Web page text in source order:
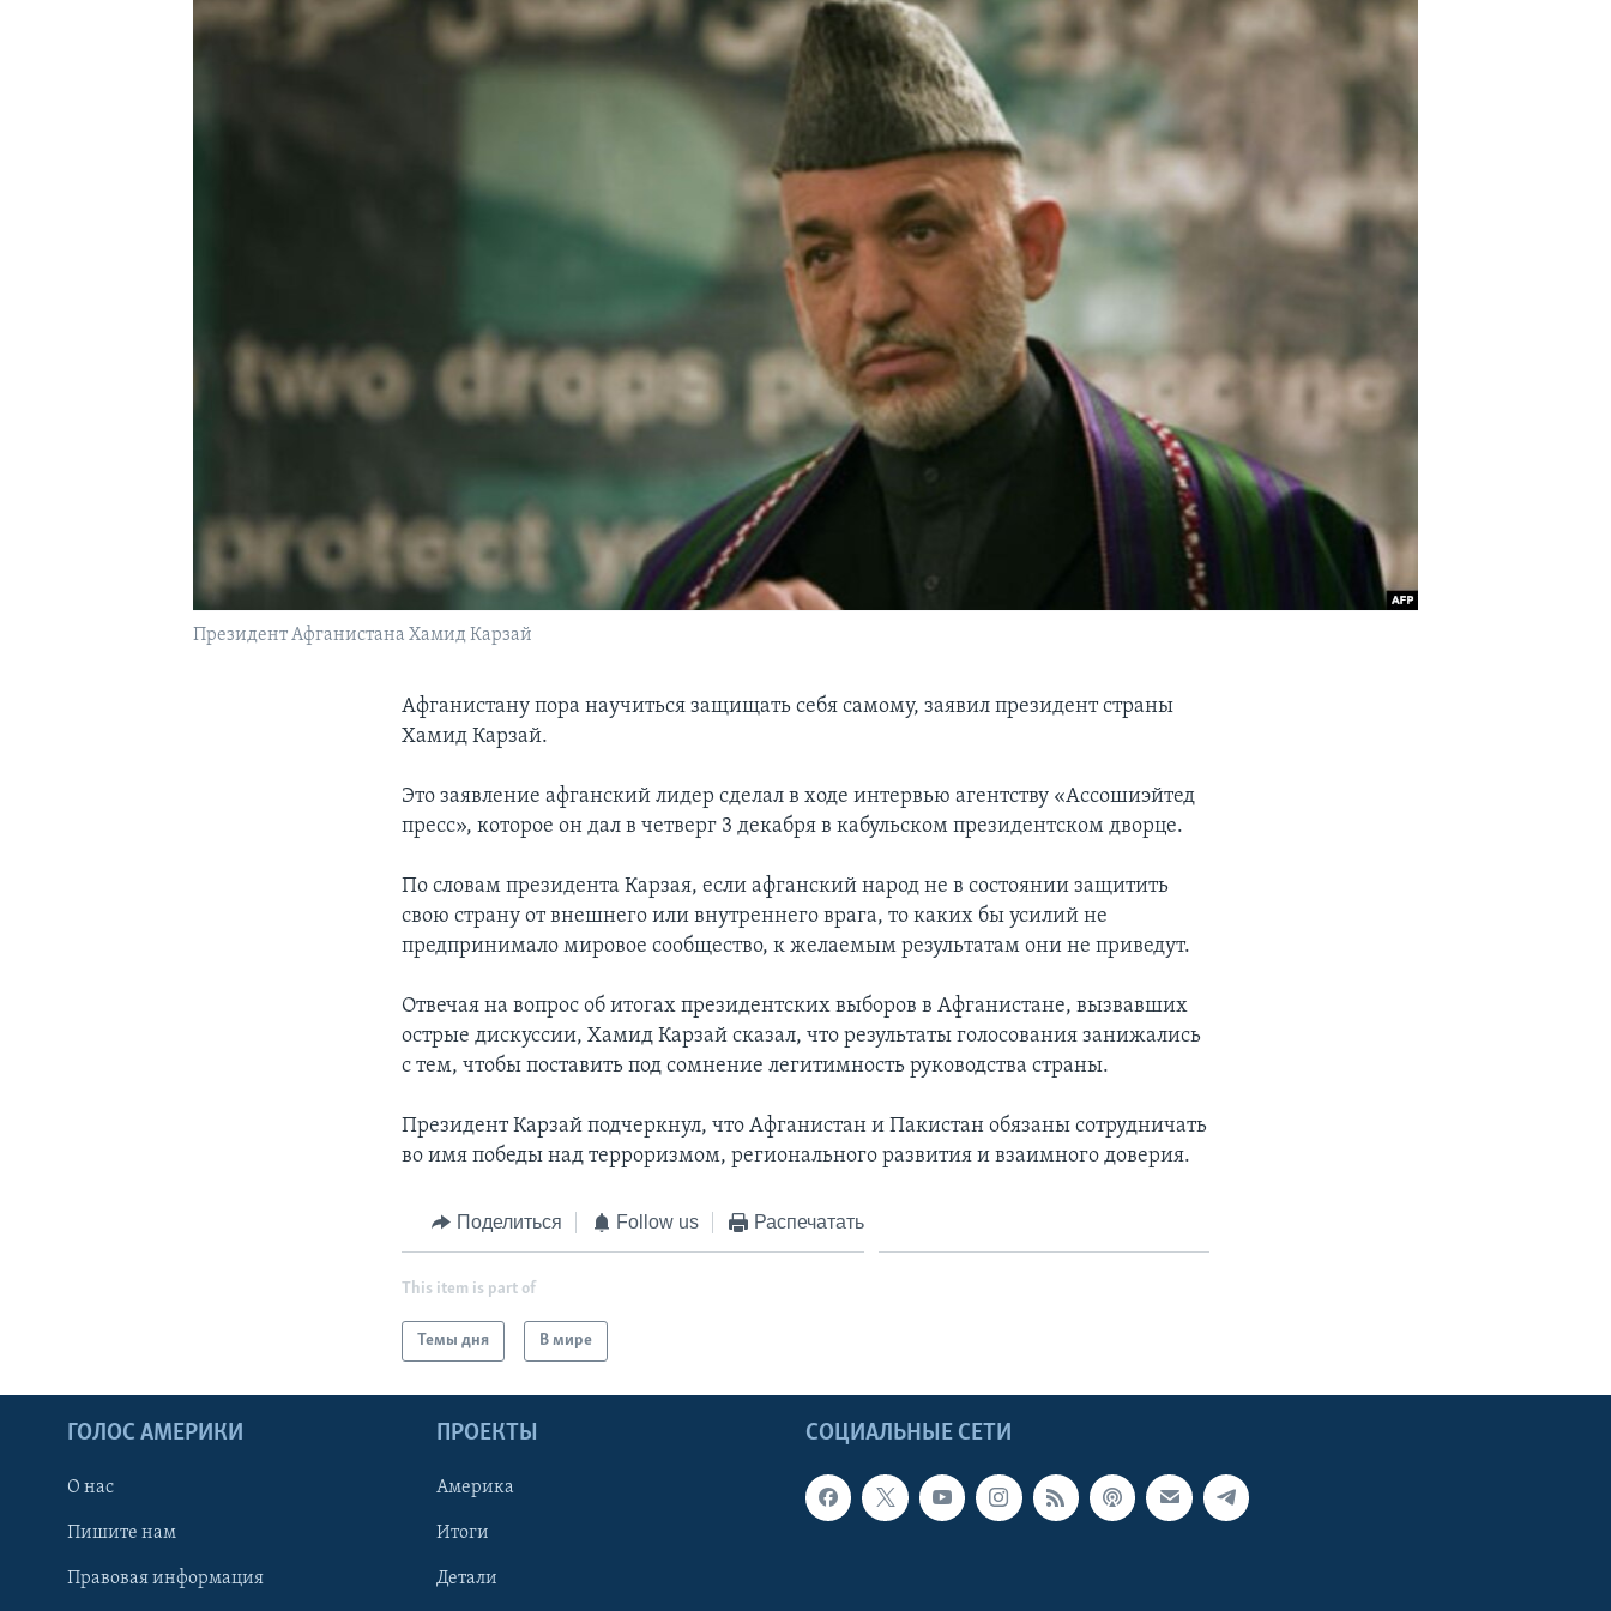
Президент Афганистана Хамид Карзай
Афганистану пора научиться защищать себя самому, заявил президент страны
Хамид Карзай.
Это заявление афганский лидер сделал в ходе интервью агентству «Ассошиэйтед
пресс», которое он дал в четверг 3 декабря в кабульском президентском дворце.
По словам президента Карзая, если афганский народ не в состоянии защитить
свою страну от внешнего или внутреннего врага, то каких бы усилий не
предпринимало мировое сообщество, к желаемым результатам они не приведут.
Отвечая на вопрос об итогах президентских выборов в Афганистане, вызвавших
острые дискуссии, Хамид Карзай сказал, что результаты голосования занижались
с тем, чтобы поставить под сомнение легитимность руководства страны.
Президент Карзай подчеркнул, что Афганистан и Пакистан обязаны сотрудничать
во имя победы над терроризмом, регионального развития и взаимного доверия.
Поделиться Follow us Распечатать
This item is part of
Темы дня В мире
СОЦИАЛЬНЫЕ СЕТИ
ГОЛОС АМЕРИКИ
О нас
Пишите нам
Правовая информация
ПРОЕКТЫ
Америка
Итоги
Детали